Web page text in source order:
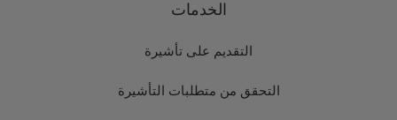
الخدمات
التقديم على تأشيرة
التحقق من متطلبات التأشيرة